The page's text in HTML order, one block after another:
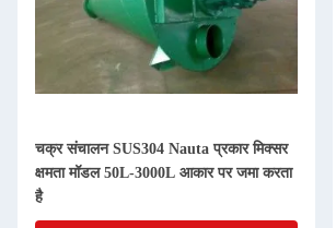
चक्र संचालन SUS304 Nauta प्रकार मिक्सर
क्षमता मॉडल 50L-3000L आकार पर जमा करता
है